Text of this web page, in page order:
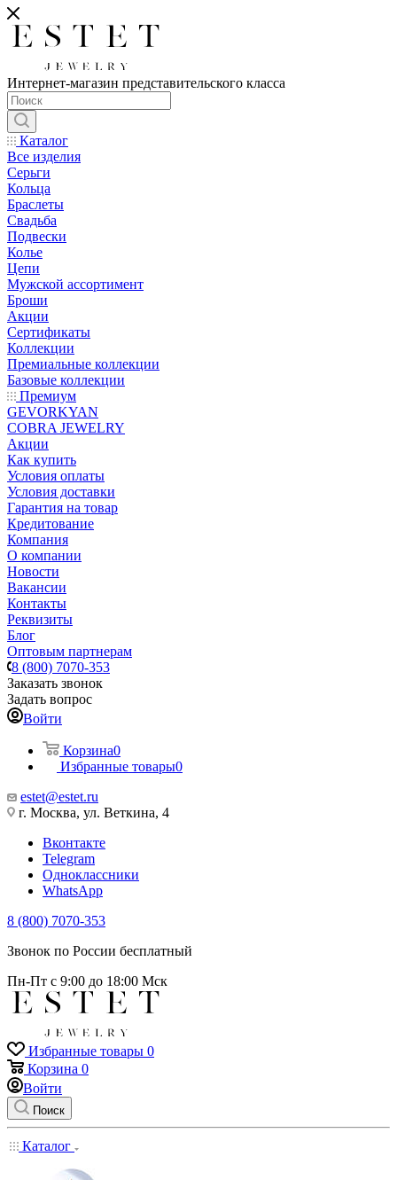
Интернет-магазин представительского класса
Каталог
Все изделия
Серьги
Кольца
Браслеты
Свадьба
Подвески
Колье
Цепи
Мужской ассортимент
Броши
Акции
Сертификаты
Коллекции
Премиальные коллекции
Базовые коллекции
Премиум
GEVORKYAN
COBRA JEWELRY
Акции
Как купить
Условия оплаты
Условия доставки
Гарантия на товар
Кредитование
Компания
О компании
Новости
Вакансии
Контакты
Реквизиты
Блог
Оптовым партнерам
8 (800) 7070-353
Заказать звонок
Задать вопрос
Войти
Корзина0
Избранные товары0
estet@estet.ru
г. Москва, ул. Веткина, 4
Вконтакте
Telegram
Одноклассники
WhatsApp
8 (800) 7070-353
Звонок по России бесплатный
Пн-Пт с 9:00 до 18:00 Мск
Избранные товары 0
Корзина 0
Войти
Поиск
Каталог